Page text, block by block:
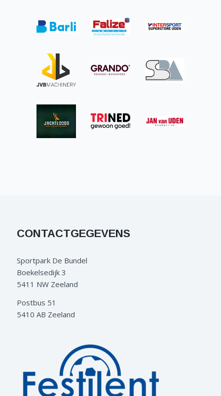
CONTACTGEGEVENS
Sportpark De Bundel
Boekelsedijk 3
5411 NW Zeeland
Postbus 51
5410 AB Zeeland